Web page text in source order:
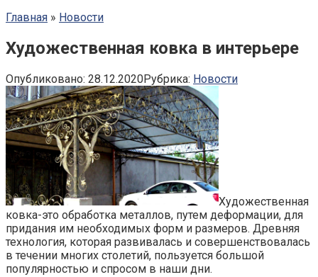
Главная » Новости
Художественная ковка в интерьере
Опубликовано: 28.12.2020Рубрика: Новости
Художественная
ковка-это обработка металлов, путем деформации, для
придания им необходимых форм и размеров. Древняя
технология, которая развивалась и совершенствовалась
в течении многих столетий, пользуется большой
популярностью и спросом в наши дни.